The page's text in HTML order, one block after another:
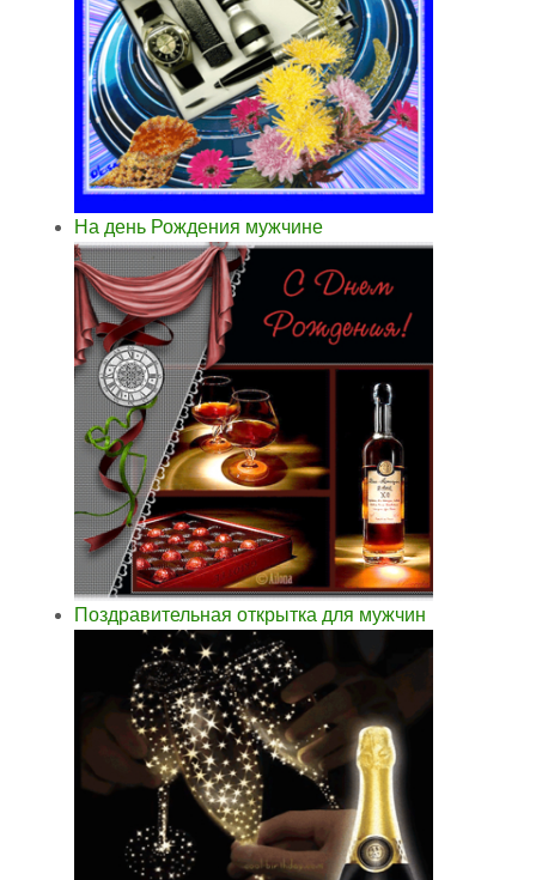
На день Рождения мужчине
Поздравительная открытка для мужчин